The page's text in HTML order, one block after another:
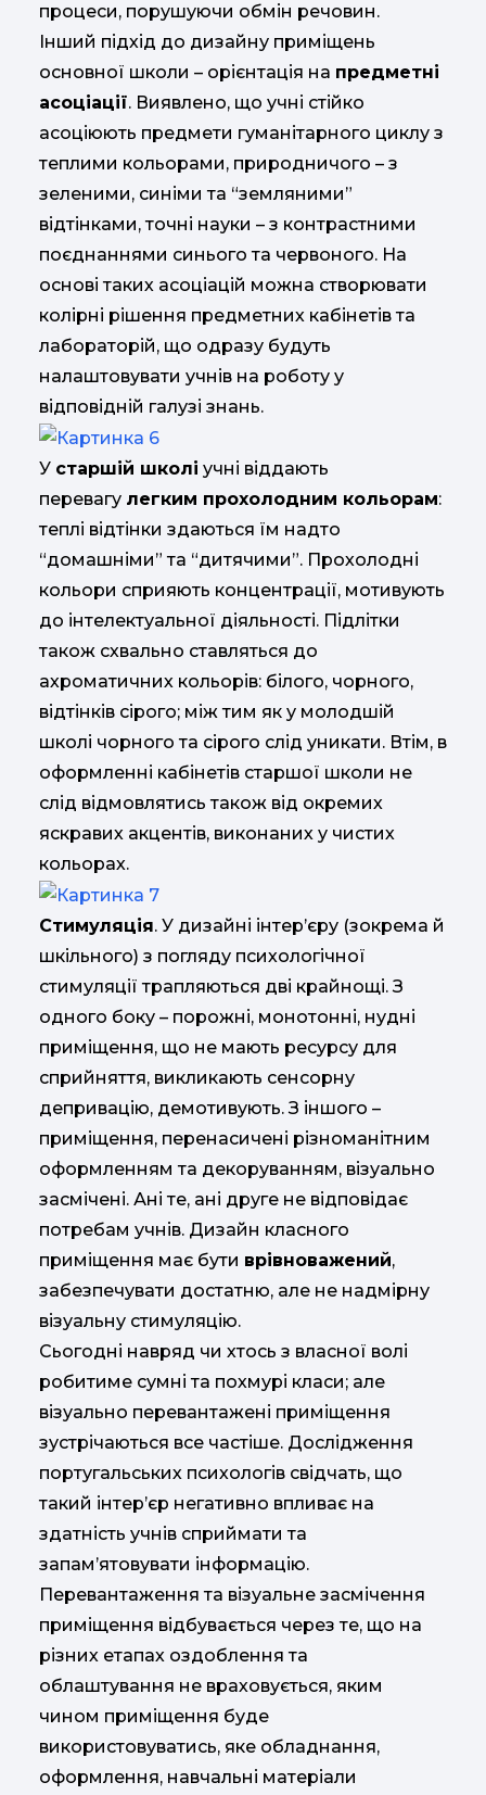
процеси, порушуючи обмін речовин.
Інший підхід до дизайну приміщень
основної школи – орієнтація на предметні
асоціації. Виявлено, що учні стійко
асоціюють предмети гуманітарного циклу з
теплими кольорами, природничого – з
зеленими, синіми та “земляними”
відтінками, точні науки – з контрастними
поєднаннями синього та червоного. На
основі таких асоціацій можна створювати
колірні рішення предметних кабінетів та
лабораторій, що одразу будуть
налаштовувати учнів на роботу у
відповідній галузі знань.
У старшій школі учні віддають
перевагу легким прохолодним кольорам:
теплі відтінки здаються їм надто
“домашніми” та “дитячими”. Прохолодні
кольори сприяють концентрації, мотивують
до інтелектуальної діяльності. Підлітки
також схвально ставляться до
ахроматичних кольорів: білого, чорного,
відтінків сірого; між тим як у молодшій
школі чорного та сірого слід уникати. Втім, в
оформленні кабінетів старшої школи не
слід відмовлятись також від окремих
яскравих акцентів, виконаних у чистих
кольорах.
Стимуляція. У дизайні інтер’єру (зокрема й
шкільного) з погляду психологічної
стимуляції трапляються дві крайнощі. З
одного боку – порожні, монотонні, нудні
приміщення, що не мають ресурсу для
сприйняття, викликають сенсорну
депривацію, демотивують. З іншого –
приміщення, перенасичені різноманітним
оформленням та декоруванням, візуально
засмічені. Ані те, ані друге не відповідає
потребам учнів. Дизайн класного
приміщення має бути врівноважений,
забезпечувати достатню, але не надмірну
візуальну стимуляцію.
Сьогодні навряд чи хтось з власної волі
робитиме сумні та похмурі класи; але
візуально перевантажені приміщення
зустрічаються все частіше. Дослідження
португальських психологів свідчать, що
такий інтер’єр негативно впливає на
здатність учнів сприймати та
запам’ятовувати інформацію.
Перевантаження та візуальне засмічення
приміщення відбувається через те, що на
різних етапах оздоблення та
облаштування не враховується, яким
чином приміщення буде
використовуватись, яке обладнання,
оформлення, навчальні матеріали